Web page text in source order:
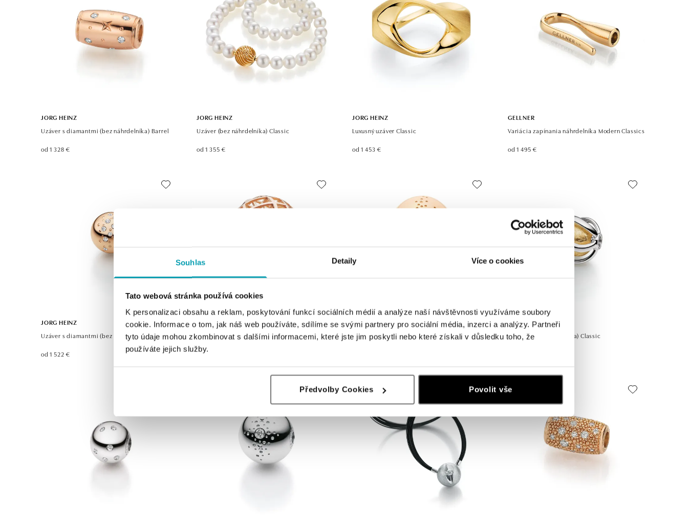
Souhlas Detaily Více o cookies
Tato webová stránka používá cookies
K personalizaci obsahu a reklam, poskytování funkcí sociálních médií a analýze naší návštěvnosti využíváme soubory
cookie. Informace o tom, jak náš web používáte, sdílíme se svými partnery pro sociální média, inzerci a analýzy. Partneři
tyto údaje mohou zkombinovat s dalšími informacemi, které jste jim poskytli nebo které získali v důsledku toho, že
používáte jejich služby.
Předvolby Cookies Povolit vše
JORG HEINZ
Uzáver s diamantmi (bez náhrdelníka) Barrel
od 1 328 €
JORG HEINZ
Uzáver (bez náhrdelníka) Classic
od 1 355 €
JORG HEINZ
Luxusný uzáver Classic
od 1 453 €
GELLNER
Variácia zapínania náhrdelníka Modern Classics
od 1 495 €
JORG HEINZ
Uzáver s diamantmi (bez náhrdelníka) Classic
od 1 522 €
JORG HEINZ
Uzáver (bez náhrdelníka) Classic
od 1 536 €
JORG HEINZ
Luxusný uzáver s diamantmi Classic
JORG HEINZ
Uzáver (bez náhrdelníka) Classic